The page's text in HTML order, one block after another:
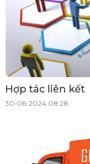
Hợp tác liên kết
30-06-2024 08:28